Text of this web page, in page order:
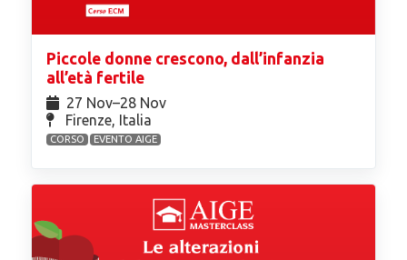
Piccole donne crescono, dall’infanzia
all’età fertile
27 Nov⁠–28 Nov
Firenze, Italia
CORSO EVENTO AIGE